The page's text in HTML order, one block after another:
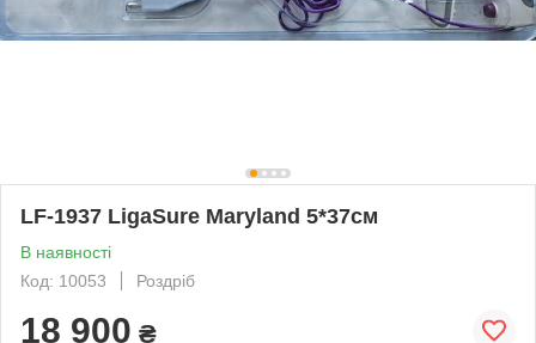
LF-1937 LigaSure Maryland 5*37см
В наявності
Код: 10053
Роздріб
18 900 ₴